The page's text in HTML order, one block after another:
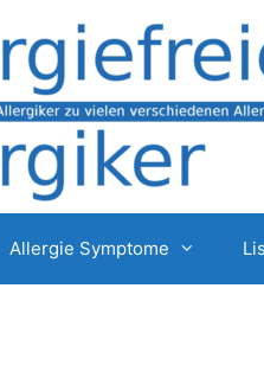
Allergie Symptome